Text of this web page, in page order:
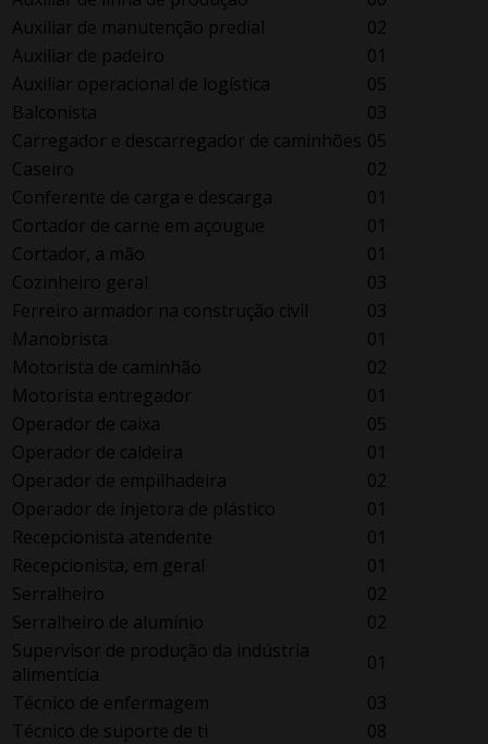
Auxiliar de manutenção predial
02
Auxiliar de padeiro
01
Auxiliar operacional de logística
05
Balconista
03
Carregador e descarregador de caminhões 05
Caseiro
02
Conferente de carga e descarga
01
Cortador de carne em açougue
01
Cortador, a mão
01
Cozinheiro geral
03
Ferreiro armador na construção civil
03
Manobrista
01
Motorista de caminhão
02
Motorista entregador
01
Operador de caixa
05
Operador de caldeira
01
Operador de empilhadeira
02
Operador de injetora de plástico
01
Recepcionista atendente
01
Recepcionista, em geral
01
Serralheiro
02
Serralheiro de alumínio
02
Supervisor de produção da indústria
alimentícia
01
Técnico de enfermagem
03
Técnico de suporte de ti
08